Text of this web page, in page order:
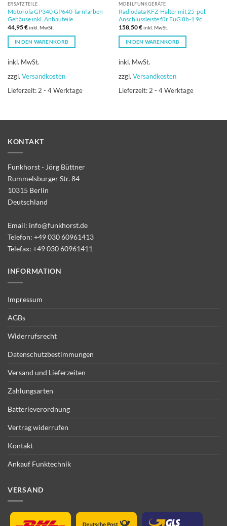
ERSATZTEILE
Motorola GP340 GP640 Tarnfarben
Gehäuse inkl. Anbauteile
44,95€inkl. MwSt.
IN DEN WARENKORB
inkl. MwSt.
zzgl. Versandkosten
Lieferzeit:2 - 4 Werktage
MOBILFUNKGERÄTE
Radiodata KFZ-Halter mit 25-pol.
Anschlussleiste für FuG 8b-1 9c
158,50€inkl. MwSt.
IN DEN WARENKORB
inkl. MwSt.
zzgl. Versandkosten
Lieferzeit:2 - 4 Werktage
KONTAKT
Funkhorst - Jörg Büttner
Rummelsburger Str. 84
10315 Berlin
Deutschland
Email: info@funkhorst.de
Telefon: +49 030 60961413
Telefax: +49 030 60961411
INFORMATION
Impressum
AGBs
Widerrufsrecht
Datenschutzbestimmungen
Versand und Lieferzeiten
Zahlungsarten
Batterieverordnung
Vertrag widerrufen
Kontakt
Ankauf Funktechnik
VERSAND